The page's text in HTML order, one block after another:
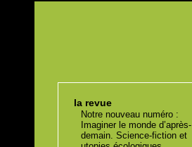
la revue
Notre nouveau numéro :
Imaginer le monde d’après-
demain. Science-fiction et